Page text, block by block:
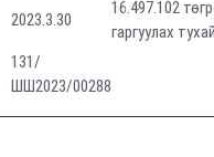
2023.3.30
131/
ШШ2023/00288
16.497.102
гаргуулах